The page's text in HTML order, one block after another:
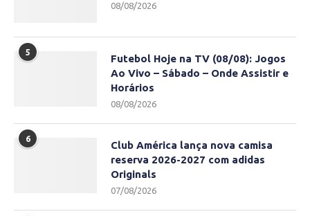
08/08/2026
5
Futebol Hoje na TV (08/08): Jogos
Ao Vivo – Sábado – Onde Assistir e
Horários
08/08/2026
6
Club América lança nova camisa
reserva 2026-2027 com adidas
Originals
07/08/2026